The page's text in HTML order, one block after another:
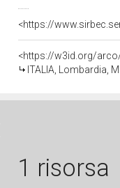
<https://w3id.org/
ITALIA, Lombardia,
1 risorsa